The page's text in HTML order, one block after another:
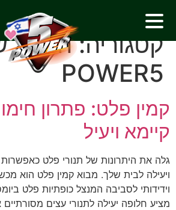
קטגוריה:הבלוג
POWER5
קמין פלט: פתרון
קיימא ויעיל
גלה את היתרונות של תנורי פלט
ויעילה לבית שלך. מבוא קמין פלט הוא
וידידותי לסביבה המנצל כופתיות פלט
מציע חלופה יעילה לתנורי עצים